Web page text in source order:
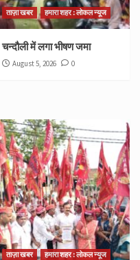
ताज़ा खबर हमारा शहर : लोकल न्यूज
चन्दौली में लगा भीषण जमा
August 5, 2026 0
ताज़ा खबर हमारा शहर : लोकल न्यूज